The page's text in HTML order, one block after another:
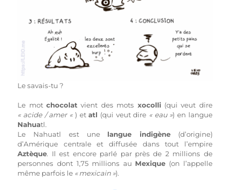
Le savais-tu ?
Le motchocolat vient des mots xocolli(qui veut dire
« acide / amer « ) etatl (qui veut dire « eau ») en langue
Nahuatl.
Le Nahuatl est une langue indigène(d’origine)
d’Amérique centrale et diffusée dans tout l’empire
Aztèque. Il est encore parlé par près de 2 millions de
personnes dont 1,75 millions au Mexique (on l’appelle
même parfois le « mexicain »).